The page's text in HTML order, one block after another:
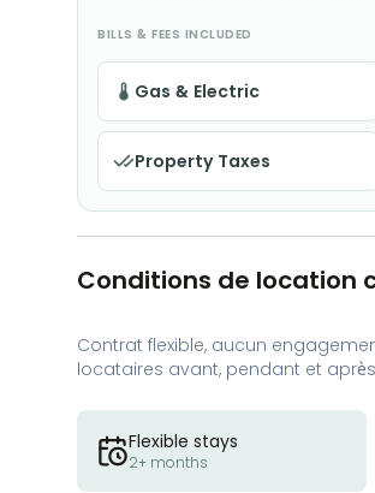
BILLS & FEES INCLUDED
Gas & Electric
Property Taxes
Conditions de location
Contrat flexible, aucun
locataires avant, pendant et
Flexible stays
2+ months